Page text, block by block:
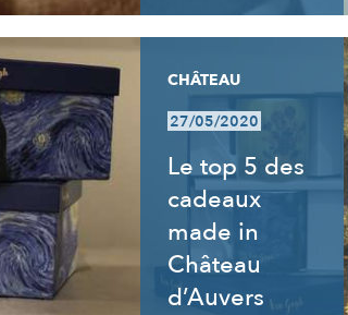
CHÂTEAU
27/05/2020
Le top 5 des
cadeaux
made in
Château
d’Auvers